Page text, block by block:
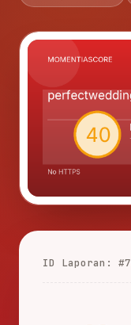
ID Laporan: